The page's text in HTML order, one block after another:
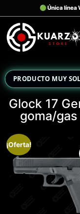
PRODUCTO MUY
Glock 17
goma/
¡Oferta!